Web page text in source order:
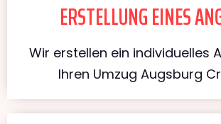
ERSTELLUNG EINES
Wir erstellen ein individuelles
Ihren Umzug Augsburg